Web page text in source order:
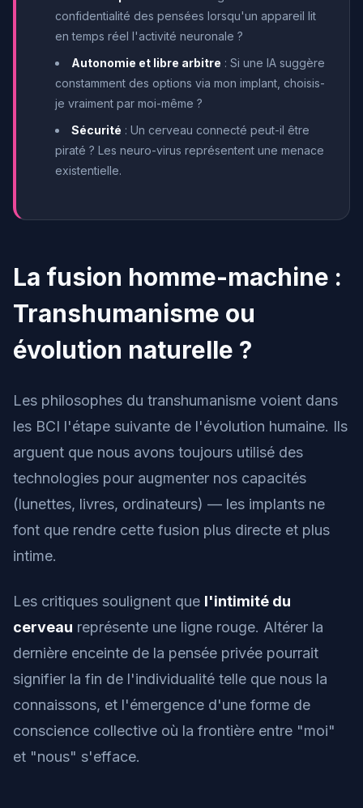
confidentialité des pensées lorsqu'un appareil lit
en temps réel l'activité neuronale ?
Autonomie et libre arbitre : Si une IA suggère
constamment des options via mon implant, choisis-
je vraiment par moi-même ?
Sécurité : Un cerveau connecté peut-il être
piraté ? Les neuro-virus représentent une menace
existentielle.
La fusion homme-machine :
Transhumanisme ou
évolution naturelle ?
Les philosophes du transhumanisme voient dans
les BCI l'étape suivante de l'évolution humaine. Ils
arguent que nous avons toujours utilisé des
technologies pour augmenter nos capacités
(lunettes, livres, ordinateurs) — les implants ne
font que rendre cette fusion plus directe et plus
intime.
Les critiques soulignent que l'intimité du
cerveau représente une ligne rouge. Altérer la
dernière enceinte de la pensée privée pourrait
signifier la fin de l'individualité telle que nous la
connaissons, et l'émergence d'une forme de
conscience collective où la frontière entre "moi"
et "nous" s'efface.